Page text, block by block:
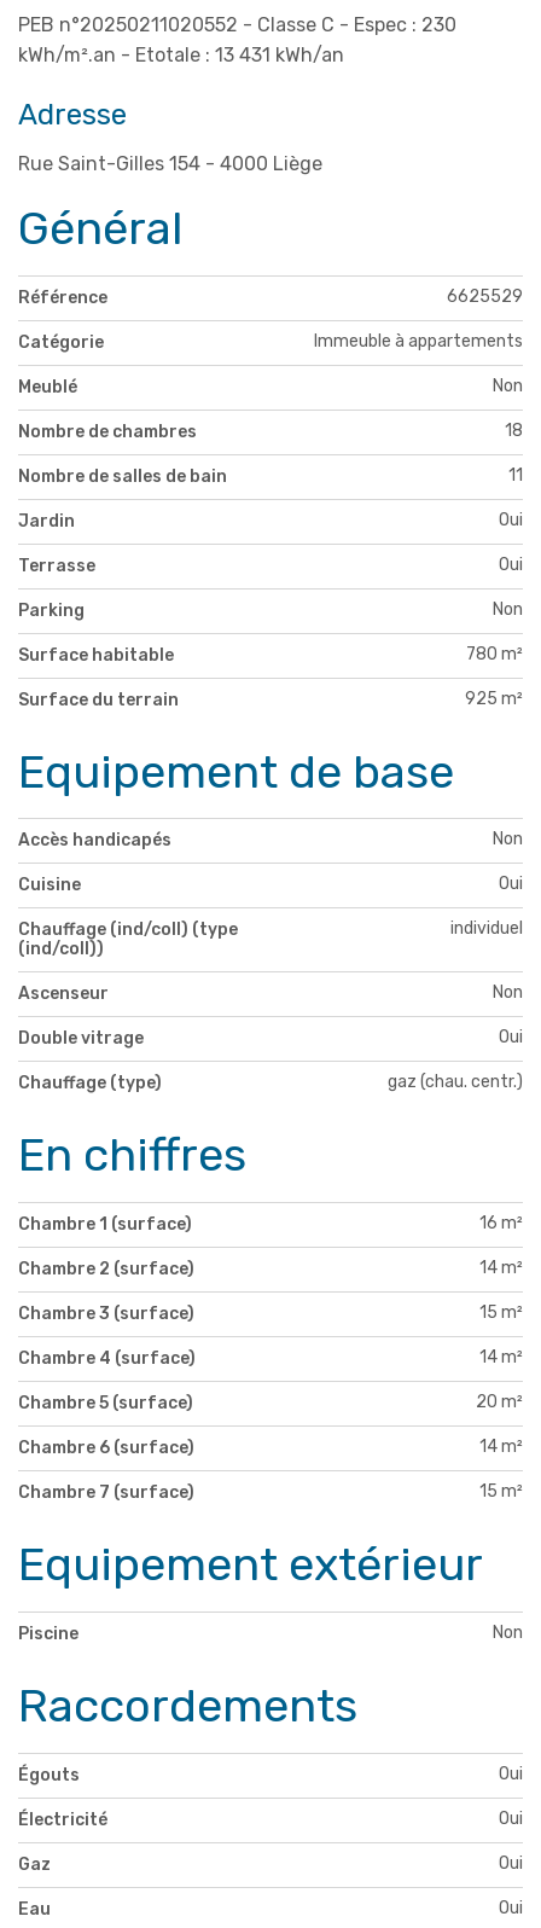
PEB n°20250211020552 - Classe C - Espec : 230
kWh/m².an - Etotale : 13 431 kWh/an
Adresse
Rue Saint-Gilles 154 - 4000 Liège
Général
Référence 6625529
Catégorie Immeuble à appartements
Meublé Non
Nombre de chambres 18
Nombre de salles de bain 11
Jardin Oui
Terrasse Oui
Parking Non
Surface habitable 780 m²
Surface du terrain 925 m²
Equipement de base
Accès handicapés Non
Cuisine Oui
Chauffage (ind/coll) (type
(ind/coll))
individuel
Ascenseur Non
Double vitrage Oui
Chauffage (type) gaz (chau. centr.)
En chiffres
Chambre 1 (surface) 16 m²
Chambre 2 (surface) 14 m²
Chambre 3 (surface) 15 m²
Chambre 4 (surface) 14 m²
Chambre 5 (surface) 20 m²
Chambre 6 (surface) 14 m²
Chambre 7 (surface) 15 m²
Equipement extérieur
Piscine Non
Raccordements
Égouts Oui
Électricité Oui
Gaz Oui
Eau Oui